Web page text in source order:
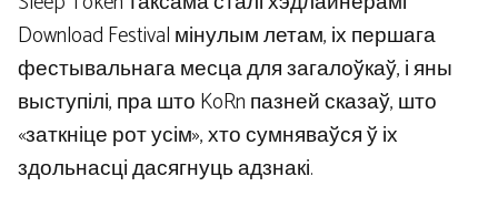
Download Festival мінулым летам, іх першага
фестывальнага месца для загалоўкаў, і яны
выступілі, пра што KoRn пазней сказаў, што
«заткніце рот усім», хто сумняваўся ў іх
здольнасці дасягнуць адзнакі.